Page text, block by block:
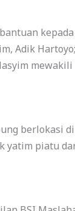
Adik
berlokasi
yatim piatu